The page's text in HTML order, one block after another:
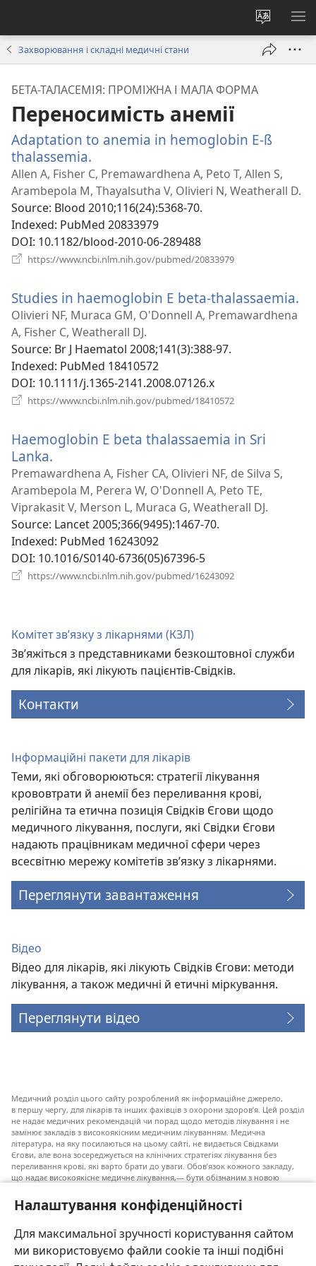
Налаштування конфіденційності
Для максимальної зручності користування сайтом
ми використовуємо файли cookie та інші подібні
Змінити
мову
сайту
Захворювання і складні медичні стани
БЕТА-ТАЛАСЕМІЯ: ПРОМІЖНА І МАЛА ФОРМА
Переносимість анемії
Adaptation to anemia in hemoglobin E-ß
thalassemia.
у
новому
вікні)
Allen A, Fisher C, Premawardhena A, Peto T, Allen S,
Arambepola M, Thayalsutha V, Olivieri N, Weatherall D.
Source‎: Blood 2010;116(24):5368-70.
Indexed‎: PubMed 20833979
DOI‎: 10.1182/blood-2010-06-289488
https://www.ncbi.nlm.nih.gov/pubmed/20833979
вікні)
Studies in haemoglobin E beta-thalassaemia.
Olivieri NF, Muraca GM, O'Donnell A, Premawardhena
A, Fisher C, Weatherall DJ.
Source‎: Br J Haematol 2008;141(3):388-97.
Indexed‎: PubMed 18410572
DOI‎: 10.1111/j.1365-2141.2008.07126.x
https://www.ncbi.nlm.nih.gov/pubmed/18410572
вікні)
Haemoglobin E beta thalassaemia in Sri
Lanka.
у
новому
вікні)
Premawardhena A, Fisher CA, Olivieri NF, de Silva S,
Arambepola M, Perera W, O'Donnell A, Peto TE,
Viprakasit V, Merson L, Muraca G, Weatherall DJ.
Source‎: Lancet 2005;366(9495):1467-70.
Indexed‎: PubMed 16243092
DOI‎: 10.1016/S0140-6736(05)67396-5
https://www.ncbi.nlm.nih.gov/pubmed/16243092
Комітет зв’язку з лікарнями (КЗЛ)
Зв’яжіться з представниками безкоштовної служби
для лікарів, які лікують пацієнтів-Свідків.
Контакти
Інформаційні пакети для лікарів
Теми, які обговорюються: стратегії лікування
крововтрати й анемії без переливання крові,
релігійна та етична позиція Свідків Єгови щодо
медичного лікування, послуги, які Свідки Єгови
надають працівникам медичної сфери через
всесвітню мережу комітетів зв’язку з лікарнями.
Переглянути завантаження
Відео
Відео для лікарів, які лікують Свідків Єгови: методи
лікування, а також медичні й етичні міркування.
Переглянути відео
Медичний розділ цього сайту розроблений як інформаційне джерело,
в першу чергу, для лікарів та інших фахівців з охорони здоров’я. Цей розділ
не надає медичних рекомендацій чи порад щодо методів лікування і не
замінює закладів з високоякісним медичним лікуванням. Медична
література, на яку посилаються на цьому сайті, не видається Свідками
Єгови, але вона зосереджується на клінічних стратегіях лікування без
переливання крові, які варто брати до уваги. Обов’язок кожного закладу,
що надає високоякісне медичне лікування,— бути обізнаним з новою
пацієнту приймати власні рішення згідно з його медичним станом,
побажаннями, цінностями та віруваннями. Не всі медичні стратегії, згадані
До пацієнтів: завжди шукайте порад вашого лікаря або іншого фахівця
з охорони здоров’я щодо медичних станів та лікування. Проконсультуйтеся